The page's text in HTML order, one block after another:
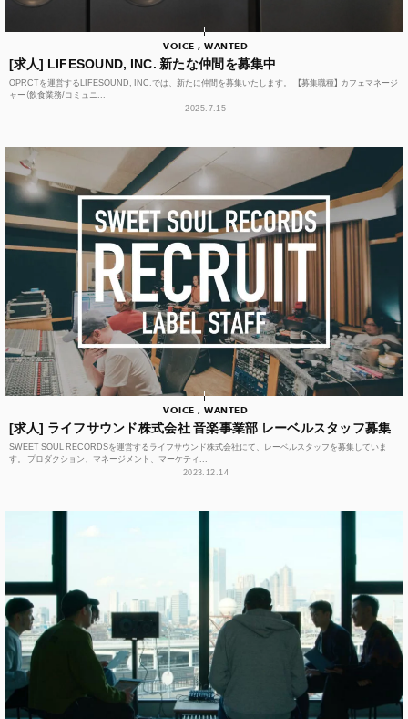
VOICE , WANTED
[求人] LIFESOUND, INC. 新たな仲間を募集中
OPRCTを運営するLIFESOUND, INC.では、新たに仲間を募集いたします。 【募集職種】 カフェマネージ
ャー（飲食業務/コミュニ...
2025.7.15
VOICE , WANTED
[求人] ライフサウンド株式会社 音楽事業部 レーベルスタッフ募集
SWEET SOUL RECORDSを運営するライフサウンド株式会社にて、レーベルスタッフを募集していま
す。 プロダクション、マネージメント、マーケティ...
2023.12.14